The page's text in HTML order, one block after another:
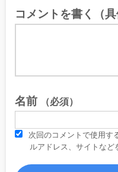
コメントを書く（具
名前 （必須）
次回のコメントで使用す
ルアドレス、サイトなど